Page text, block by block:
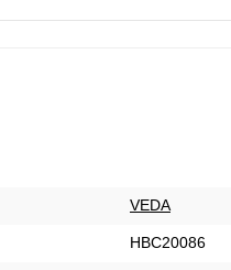
VEDA
HBC20086